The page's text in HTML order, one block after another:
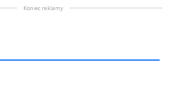
Koniec reklamy